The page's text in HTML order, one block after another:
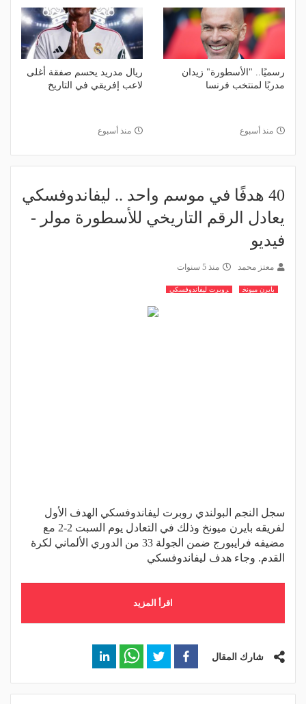
رسميًا.. "الأسطورة" زيدان
مدربًا لمنتخب فرنسا
منذ أسبوع
ريال مدريد يحسم صفقة أغلى
لاعب إفريقي في التاريخ
منذ أسبوع
40 هدفًا في موسم واحد .. ليفاندوفسكي
يعادل الرقم التاريخي للأسطورة مولر -
فيديو
معتز محمد منذ 5 سنوات
بايرن ميونخ روبرت ليفاندوفسكي
سجل النجم البولندي روبرت ليفاندوفسكي الهدف الأول
لفريقه بايرن ميونخ وذلك في التعادل يوم السبت 2-2 مع
مضيفه فرايبورج ضمن الجولة 33 من الدوري الألماني لكرة
القدم. وجاء هدف ليفاندوفسكي
اقرأ المزيد
شارك المقال